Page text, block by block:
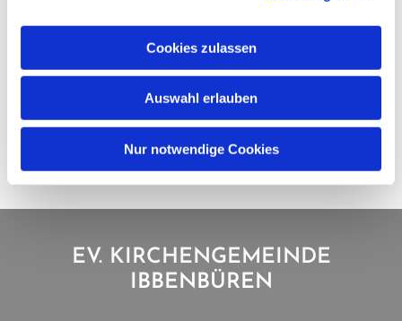
Cookies zulassen
Auswahl erlauben
Nur notwendige Cookies
EV. KIRCHENGEMEINDE
IBBENBÜREN